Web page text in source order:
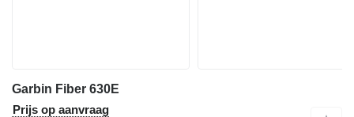
Garbin Fiber 630E
Prijs op aanvraag